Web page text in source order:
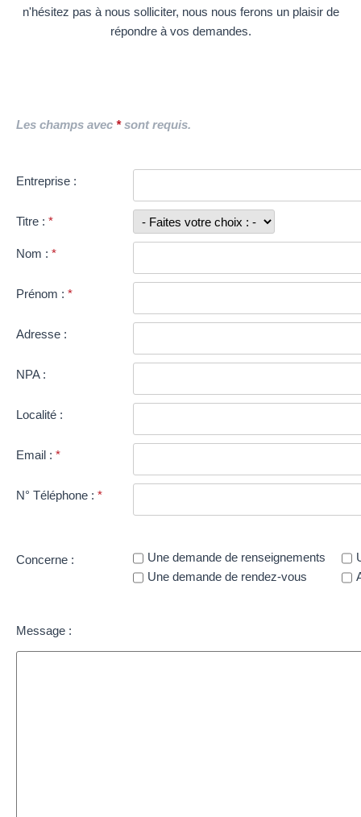
n'hésitez pas à nous solliciter, nous nous ferons un plaisir de
répondre à vos demandes.
Les champs avec *sont requis.
Entreprise :
Titre : *
Nom : *
Prénom : *
Adresse :
NPA :
Localité :
Email : *
N° Téléphone : *
Concerne :
Une demande de renseignements
Une demande de rendez-vous
Message :